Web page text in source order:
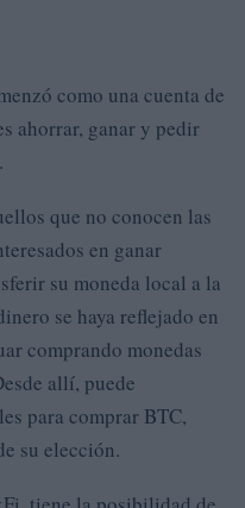
como una cuenta de
ahorrar, ganar y pedir
que no conocen las
​​en ganar
su moneda local a la
se haya reflejado en
comprando monedas
allí, puede
para comprar BTC,
su elección.